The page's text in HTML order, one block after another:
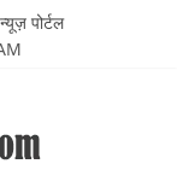
पोर्टल